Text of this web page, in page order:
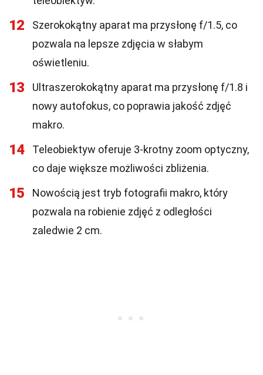
12
Szerokokątny aparat ma przysłonę f/1.5, co
pozwala na lepsze zdjęcia w słabym
oświetleniu.
13
Ultraszerokokątny aparat ma przysłonę f/1.8 i
nowy autofokus, co poprawia jakość zdjęć
makro.
14
Teleobiektyw oferuje 3-krotny zoom optyczny,
co daje większe możliwości zbliżenia.
15
Nowością jest tryb fotografii makro, który
pozwala na robienie zdjęć z odległości
zaledwie 2 cm.